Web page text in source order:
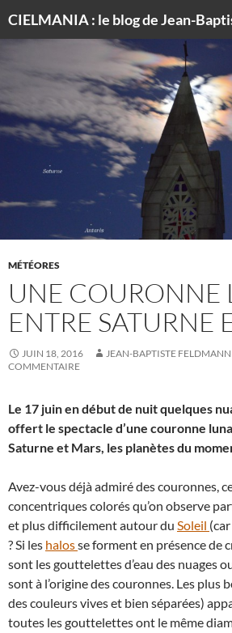
MÉTÉORES
UNE COURONNE
ENTRE SATURNE
JUIN 18, 2016 JEAN-BAPTISTE FELDMANN
COMMENTAIRE
Le 17 juin en début de nuit quelques
offert le spectacle d’une couronne
Saturne et Mars, les planètes du
Avez-vous déjà admiré des couronnes,
concentriques colorés qu’on observe
et plus difficilement autour du Soleil
? Si les halosse forment en présence de
sont les gouttelettes d’eau des nuages
sont à l’origine des couronnes. Les plus
des couleurs vives et bien séparées)
toutes les gouttelettes ont le même